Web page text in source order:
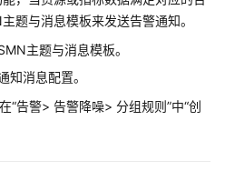
题与消息模板来发送告警通知。
主题与消息模板。
知消息配置。
“告警> 告警降噪> 分组规则”中“创